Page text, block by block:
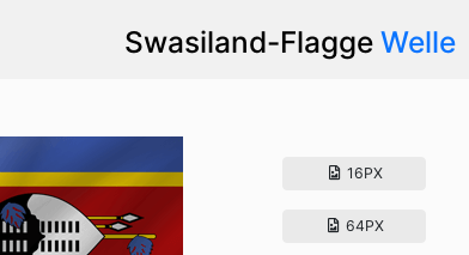
Swasiland-Flagge Welle
16PX
64PX